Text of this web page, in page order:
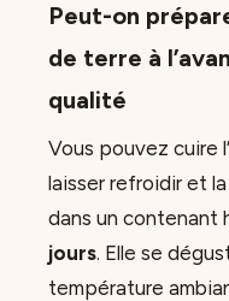
Peut-on
de terre à
qualité
Vous pouvez cuire
laisser refroidir et
dans un contenant
jours. Elle se
température